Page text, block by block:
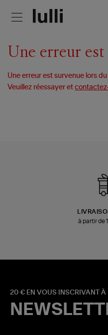
Une erreur est
Une erreur est survenue lors
Veuillez réessayer et
à partir de
20 € EN VOUS INSCRIVANT À